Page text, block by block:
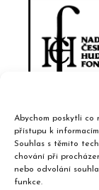
Abychom poskytli co
přístupu k
Souhlas s těmito
chování při
nebo odvolání
funkce.